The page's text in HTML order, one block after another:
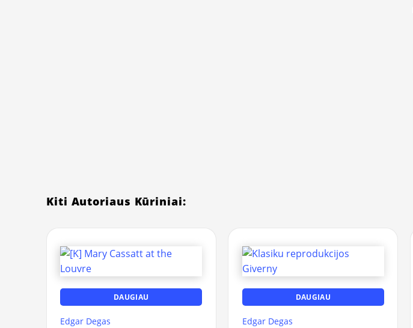
Kiti Autoriaus Kūriniai:
DAUGIAU
Edgar Degas
DAUGIAU
Edgar Degas